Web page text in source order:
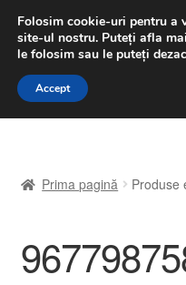
LIVRARE de la 33
luni-vineri 9 a.m. -
Sari
Sari
A lua legatura
Contul meu
Prima pagină Produse
Folosim cookie-uri pentru a
site-ul nostru. Puteți afla
le folosim sau le puteți
Accept